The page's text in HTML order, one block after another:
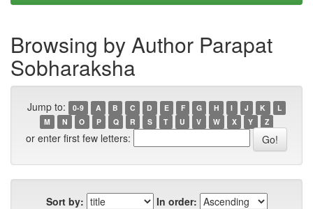
Browsing by Author Parapat
Sobharaksha
Jump to: 0-9 A B C D E F G H I J K
L
M
N O P Q R S T U V W X Y Z
or enter first few letters:
Sort by:
In order: